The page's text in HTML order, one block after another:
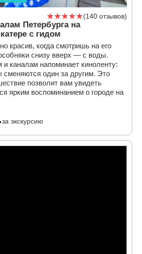
140 отзывов
Петербурга на
с гидом
красив, когда смотришь на его
снизу вверх — с воды.
и каналам напоминает киноленту:
сменяются один за другим. Это
позволит вам увидеть
ярким воспоминанием о городе на
за экскурсию